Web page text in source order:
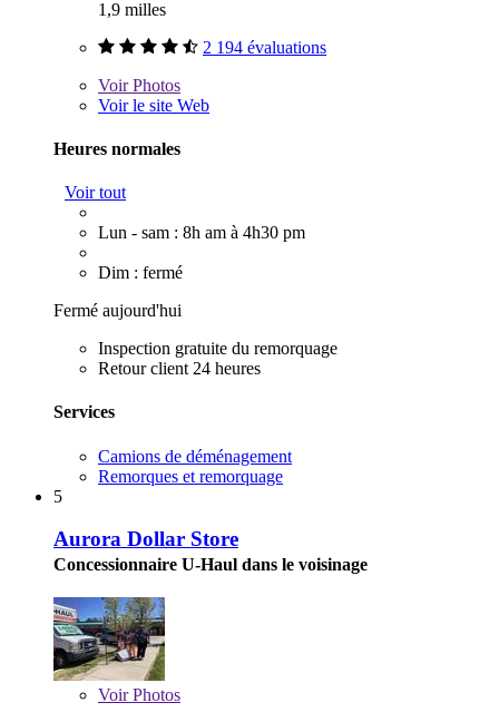
1,9 milles
2 194 évaluations
VoirPhotos
Voir le site Web
Heures normales
Voir tout
Lun - sam : 8h am à 4h30 pm
Dim : fermé
Fermé aujourd'hui
Inspection gratuite du remorquage
Retour client 24 heures
Services
Camions de déménagement
Remorques et remorquage
5
Aurora Dollar Store
Concessionnaire U-Haul dans le voisinage
VoirPhotos